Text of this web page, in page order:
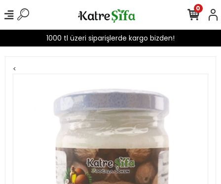
1000 tl üzeri siparişlerde kargo bizden!
0
<